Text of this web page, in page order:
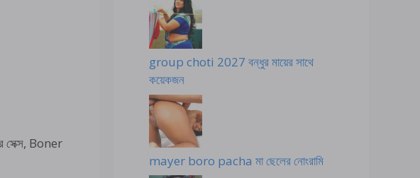
সেক্স, Boner
group choti 2027 বন্ধুর মায়ের সাথে
কয়েকজন
mayer boro pacha মা ছেলের নোংরামি